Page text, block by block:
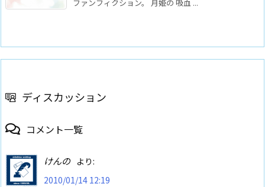
ファンフィクション。 月姫の 吸血 ...
ディスカッション
コメント一覧
けんの より:
2010/01/14 12:19